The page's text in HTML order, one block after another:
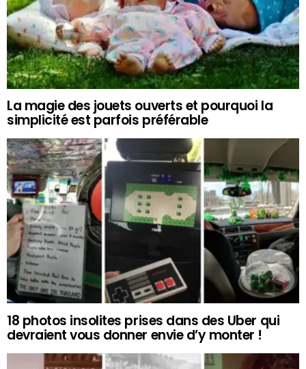
La magie des jouets ouverts et pourquoi la
simplicité est parfois préférable
18 photos insolites prises dans des Uber qui
devraient vous donner envie d’y monter !